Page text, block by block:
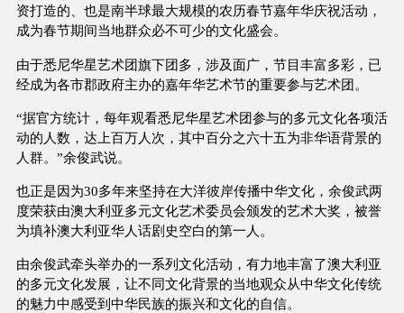
资打造的、也是南半球最大规模的农历春节嘉年华庆祝活动，
成为春节期间当地群众必不可少的文化盛会。
由于悉尼华星艺术团旗下团多，涉及面广，节目丰富多彩，已
经成为各市郡政府主办的嘉年华艺术节的重要参与艺术团。
“据官方统计，每年观看悉尼华星艺术团参与的多元文化各项活
动的人数，达上百万人次，其中百分之六十五为非华语背景的
人群。”余俊武说。
也正是因为30多年来坚持在大洋彼岸传播中华文化，余俊武两
度荣获由澳大利亚多元文化艺术委员会颁发的艺术大奖，被誉
为填补澳大利亚华人话剧史空白的第一人。
由余俊武牵头举办的一系列文化活动，有力地丰富了澳大利亚
的多元文化发展，让不同文化背景的当地观众从中华文化传统
的魅力中感受到中华民族的振兴和文化的自信。